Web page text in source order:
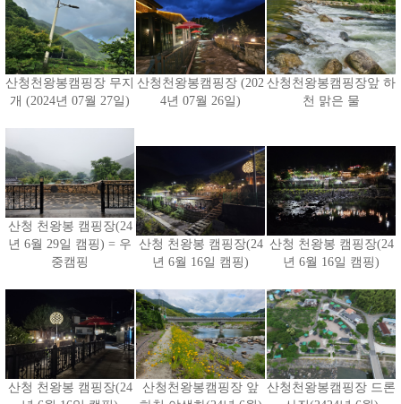
산청천왕봉캠핑장 무지
개 (2024년 07월 27일)
산청천왕봉캠핑장 (202
4년 07월 26일)
산청천왕봉캠핑장앞 하
천 맑은 물
산청 천왕봉 캠핑장(24
년 6월 29일 캠핑) = 우
중캠핑
산청 천왕봉 캠핑장(24
년 6월 16일 캠핑)
산청 천왕봉 캠핑장(24
년 6월 16일 캠핑)
산청 천왕봉 캠핑장(24
산청천왕봉캠핑장 앞 산청천왕봉캠핑장 드론